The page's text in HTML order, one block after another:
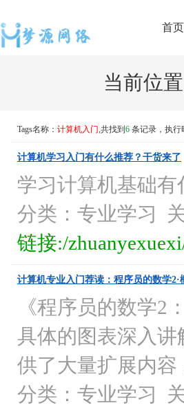
首页
当前位置
Tags名称： 计算机入门,共找到 6 条记录，执行
计算机学习入门有什么推荐？干货来了
学习计算机基础
分类：专业学习
链接:/
计算机专业入门荐读：程序员的数学2·
《程序员的数学
具体的图表深入
供了大量扩展内
分类：专业学习